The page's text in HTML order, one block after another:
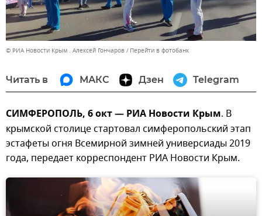
© РИА Новости Крым . Алексей Гончаров Перейти в фотобанк
Читать в МАКС Дзен Telegram
СИМФЕРОПОЛЬ, 6 окт — РИА Новости Крым. В
крымской столице стартовал симферопольский этап
эстафеты огня Всемирной зимней универсиады 2019
года, передает корреспондент РИА Новости Крым.